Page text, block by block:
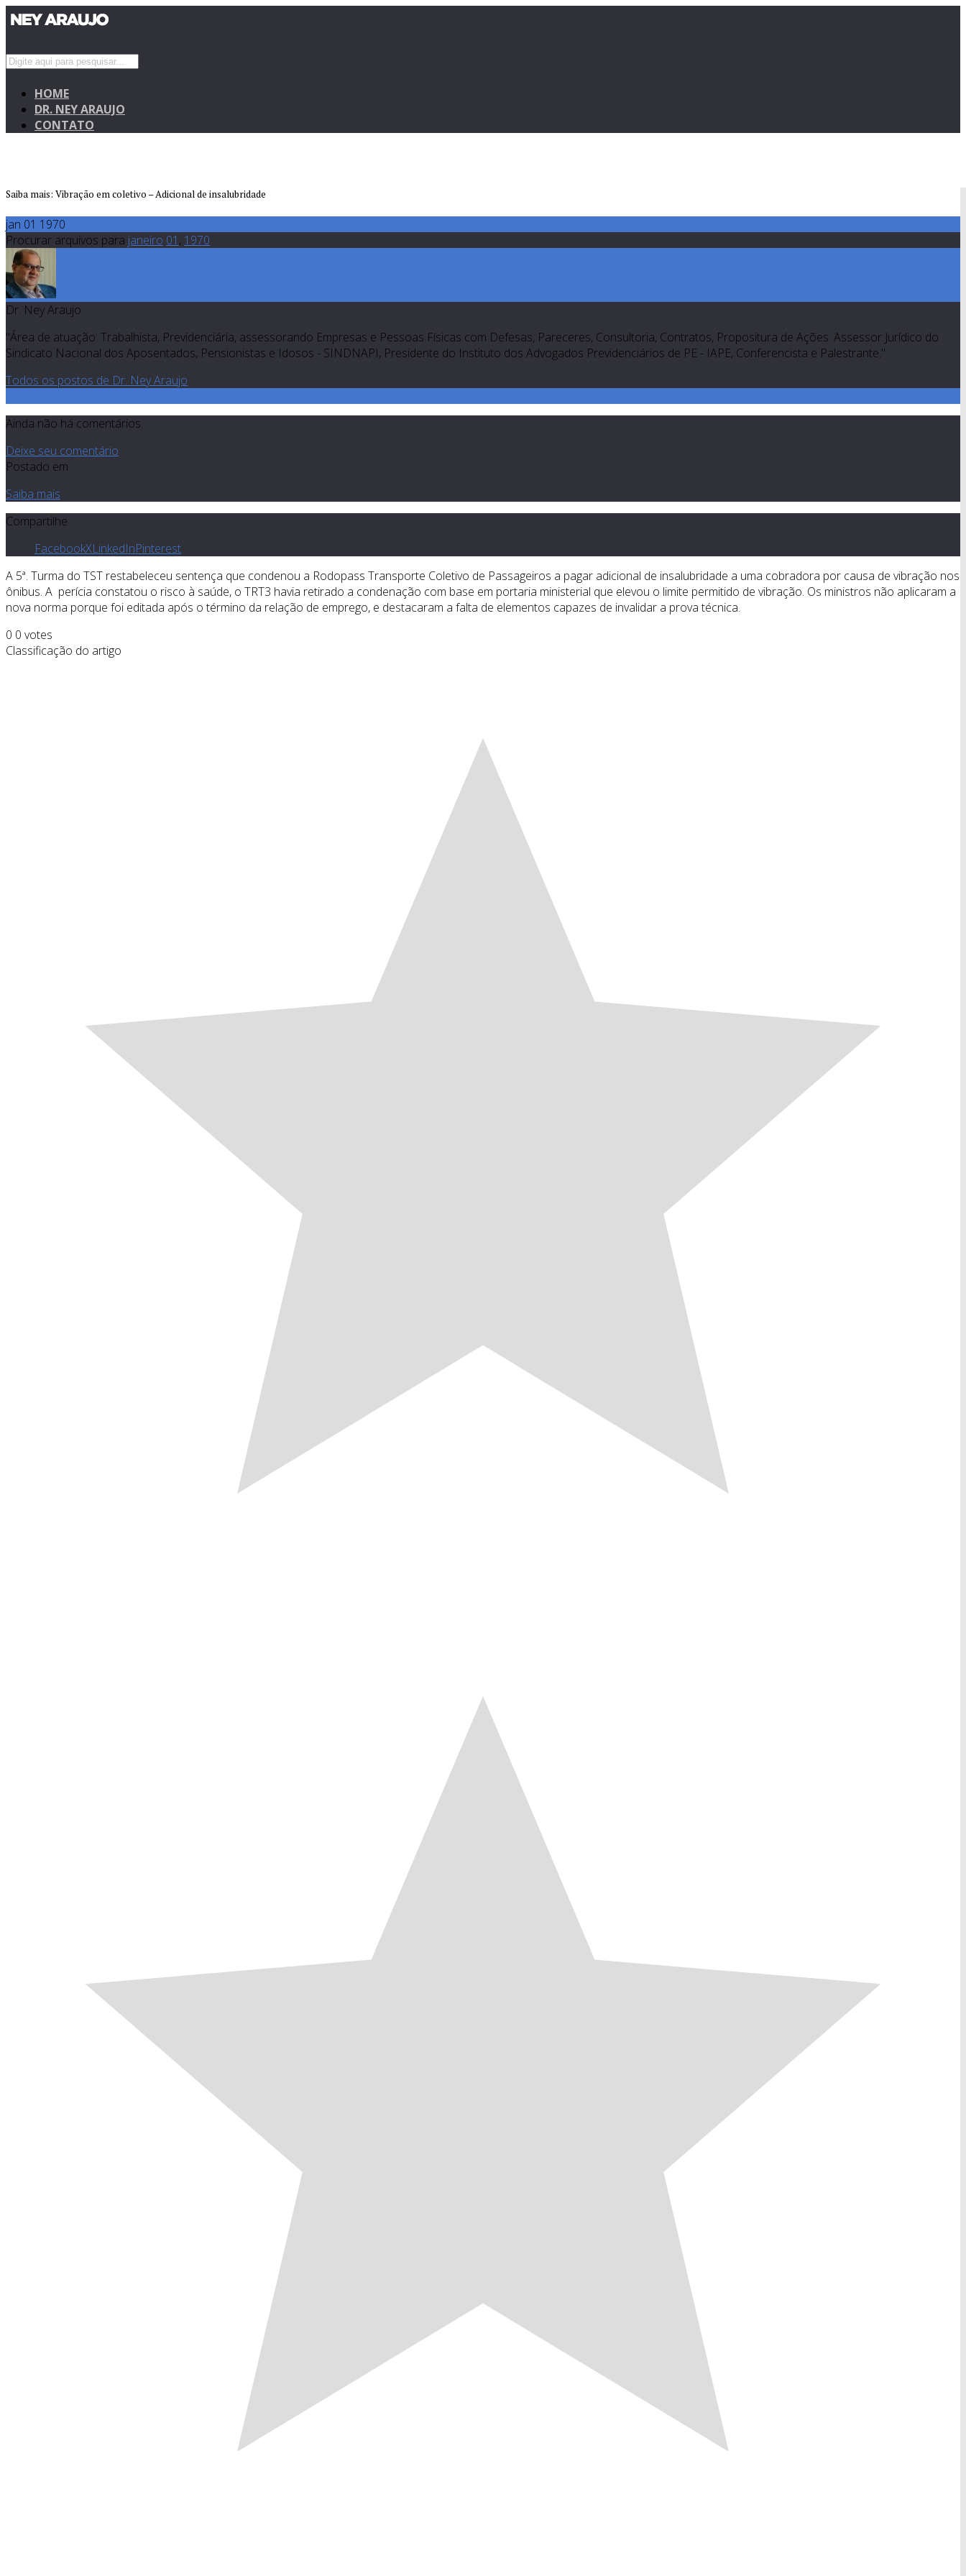
HOME
DR. NEY ARAUJO
CONTATO
Saiba mais: Vibração em coletivo – Adicional de insalubridade
jan 01 1970
Procurar arquivos para janeiro 01 , 1970
Dr. Ney Araujo
"Área de atuação: Trabalhista, Previdenciária, assessorando Empresas e Pessoas Físicas com Defesas, Pareceres, Consultoria, Contratos, Propositura de Ações. Assessor Jurídico do
Sindicato Nacional dos Aposentados, Pensionistas e Idosos - SINDNAPI, Presidente do Instituto dos Advogados Previdenciários de PE - IAPE, Conferencista e Palestrante."
Todos os postos de Dr. Ney Araujo
Ainda não há comentários.
Deixe seu comentário
Postado em
Saiba mais
Compartilhe
FacebookXLinkedInPinterest
A 5ª. Turma do TST restabeleceu sentença que condenou a Rodopass Transporte Coletivo de Passageiros a pagar adicional de insalubridade a uma cobradora por causa de vibração nos
ônibus. A perícia constatou o risco à saúde, o TRT3 havia retirado a condenação com base em portaria ministerial que elevou o limite permitido de vibração. Os ministros não aplicaram a
nova norma porque foi editada após o término da relação de emprego, e destacaram a falta de elementos capazes de invalidar a prova técnica.
0 0 votes
Classificação do artigo